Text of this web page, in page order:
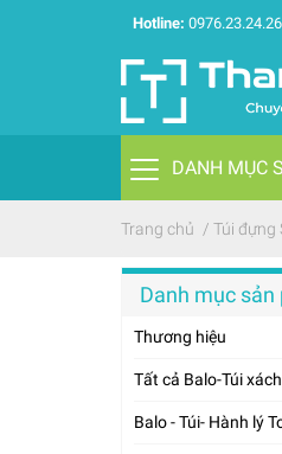
Hotline: 0976.23.24.26
DANH MỤC
Trang chủ / Túi đựng
Danh mục sản
Thương hiệu
Tất cả Balo-Túi
Balo - Túi- Hành lý